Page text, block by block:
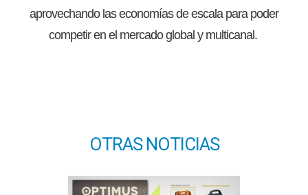
aprovechando las economías de escala para poder
competir en el mercado global y multicanal.
OTRAS NOTICIAS